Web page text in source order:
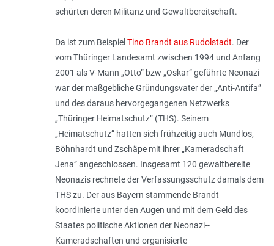
schürten deren Militanz und Gewaltbereitschaft.
Da ist zum Beispiel Tino Brandt aus Rudolstadt. Der
vom Thüringer Landesamt zwischen 1994 und Anfang
2001 als V-Mann „Otto” bzw „Oskar” geführte Neonazi
war der maßgebliche Gründungsvater der „Anti-Antifa”
und des daraus hervorgegangenen Netzwerks
„Thüringer Heimatschutz“ (THS). Seinem
„Heimatschutz” hatten sich frühzeitig auch Mundlos,
Böhnhardt und Zschäpe mit ihrer „Kameradschaft
Jena” angeschlossen. Insgesamt 120 gewaltbereite
Neonazis rechnete der Verfassungsschutz damals dem
THS zu. Der aus Bayern stammende Brandt
koordinierte unter den Augen und mit dem Geld des
Staates politische Aktionen der Neonazi-­
Kameradschaften und organisierte